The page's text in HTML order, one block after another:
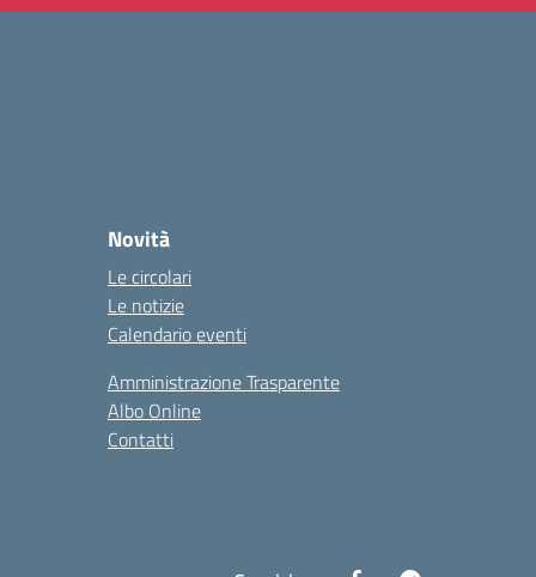
Novità
Le circolari
Le notizie
Calendario eventi
Amministrazione Trasparente
Albo Online
Contatti